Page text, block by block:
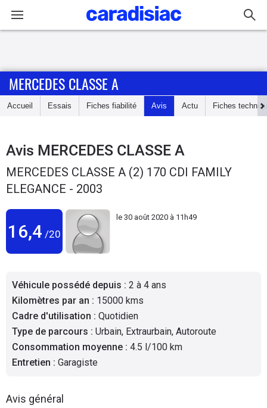
Accueil
Essais
Guide
d'achat
Utilitaires
Flottes
Auto
Services
Forum
MERCEDES CLASSE A
Accueil Essais Fiches fiabilité Avis Actu Fiches
Avis MERCEDES CLASSE A
MERCEDES CLASSE A (2) 170 CDI FAMILY
ELEGANCE - 2003
16,4 /20
le 30 août 2020 à 11h49
Véhicule possédé depuis : 2 à 4 ans
Kilomètres par an : 15000 kms
Cadre d'utilisation : Quotidien
Type de parcours : Urbain, Extraurbain, Autoroute
Consommation moyenne : 4.5 l/100 km
Entretien : Garagiste
Avis général